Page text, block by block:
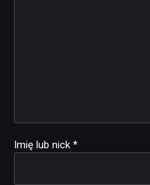
Imię lub nick *